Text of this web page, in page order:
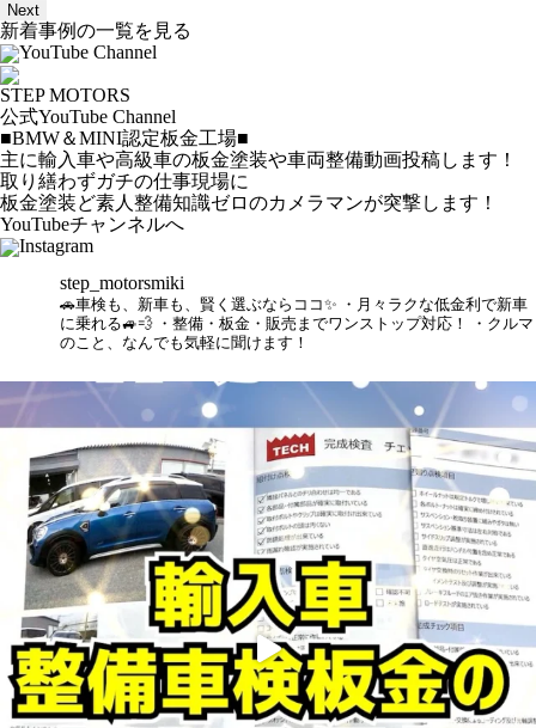
Next
新着事例の一覧を見る
YouTube Channel
STEP MOTORS
公式YouTube Channel
■BMW＆MINI認定板金工場■
主に輸入車や高級車の板金塗装や車両整備動画投稿します！
取り繕わずガチの仕事現場に
板金塗装ど素人整備知識ゼロのカメラマンが突撃します！
YouTubeチャンネルへ
Instagram
step_motorsmiki
🚗車検も、新車も、賢く選ぶならココ✨ ・月々ラクな低金利で新車
に乗れる🚙💨 ・整備・板金・販売までワンストップ対応！
・クルマ
のこと、なんでも気軽に聞けます！